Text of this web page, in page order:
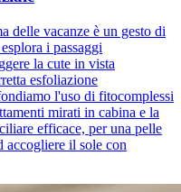
delle vacanze è un gesto di
i passaggi
la cute in vista
esfoliazione
l'uso di fitocomplessi
mirati in cabina e la
efficace, per una pelle
accogliere il sole con